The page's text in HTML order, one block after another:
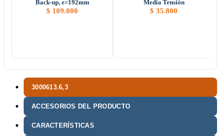
3000613.6,3
ACCESORIOS DEL PRODUCTO
CARACTERÍSTICAS
Back-up, e=192mm
$ 109.000
Media Tensión
$ 35.800